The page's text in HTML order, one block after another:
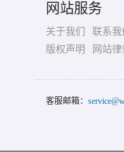
网站服务
关于我们 联系我
版权声明
网站律
客服邮箱：